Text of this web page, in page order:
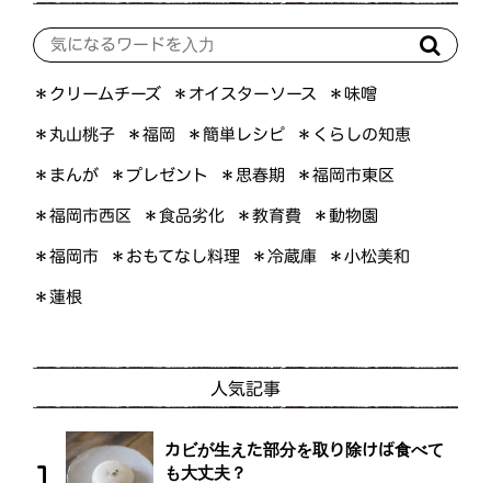
＊クリームチーズ ＊オイスターソース ＊味噌
＊丸山桃子 ＊福岡 ＊簡単レシピ ＊くらしの知恵
＊まんが ＊プレゼント ＊思春期 ＊福岡市東区
＊福岡市西区 ＊食品劣化 ＊教育費 ＊動物園
＊福岡市 ＊おもてなし料理 ＊冷蔵庫 ＊小松美和
＊蓮根
人気記事
カビが生えた部分を取り除けば食べて
も大丈夫？